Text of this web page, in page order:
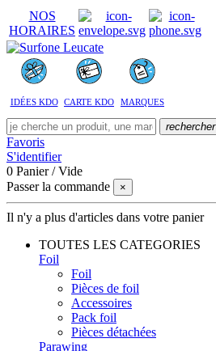
NOS
HORAIRES
IDÉES KDO CARTE KDO MARQUES
rechercher
Favoris
S'identifier
0 Panier /Vide
Passer la commande
×
Il n'y a plus d'articles dans votre panier
TOUTES LES CATEGORIES
Foil
Foil
Pièces de foil
Accessoires
Pack foil
Pièces détachées
Parawing